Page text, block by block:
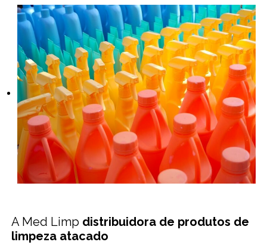
A Med Limp distribuidora de produtos de
limpeza atacado